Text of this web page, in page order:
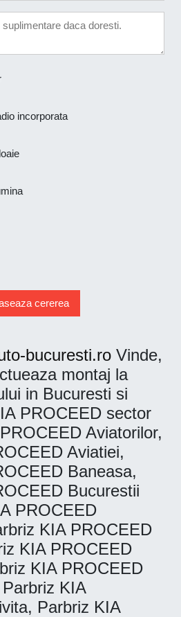
incorporata
cererea
bucuresti.ro Vinde,
montaj la
in Bucuresti si
PROCEED sector
Aviatorilor,
Aviatiei,
Baneasa,
Bucurestii
PROCEED
KIA PROCEED
KIA PROCEED
KIA PROCEED
KIA
Parbriz KIA